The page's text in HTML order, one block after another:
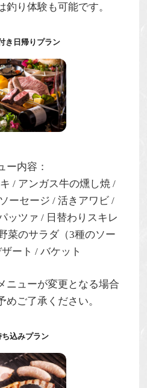
釣り体験 も可能です。
き日帰りプラン
ー内容：
/ アンガス牛の燻し焼 /
ーセージ / 活きアワビ /
ッツァ / 日替わりスキレ
菜のサラダ（3種のソー
ート / バケット
ニューが変更となる場合
めご了承ください。
ち込みプラン